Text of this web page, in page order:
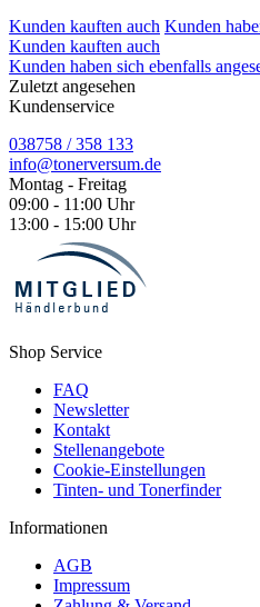
Kunden kauften auch Kunden
Kunden kauften auch
Kunden haben sich ebenfalls
Zuletzt angesehen
Kundenservice
038758 / 358 133
info@tonerversum.de
Montag - Freitag
09:00 - 11:00 Uhr
13:00 - 15:00 Uhr
Shop Service
FAQ
Newsletter
Kontakt
Stellenangebote
Cookie-Einstellungen
Tinten- und Tonerfinder
Informationen
AGB
Impressum